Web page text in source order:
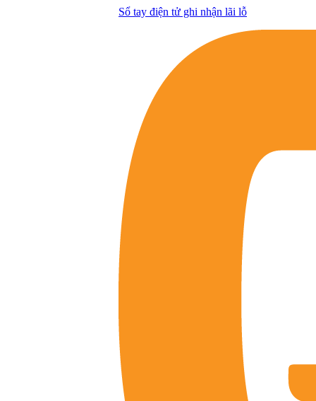
Sổ tay điện tử ghi nhận lãi lỗ